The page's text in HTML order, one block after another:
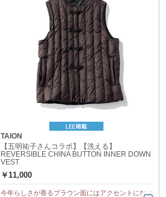
TAION
【五明祐子さんコラボ】【洗える】
REVERSIBLE CHINA BUTTON INNER DOWN
VEST
￥11,000
今年らしさが香るブラウン面にはアクセントにな